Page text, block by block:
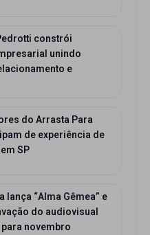
constrói
unindo
e
do Arrasta Para
de experiência de
SP
lança “Alma Gêmea” e
do audiovisual
para novembro